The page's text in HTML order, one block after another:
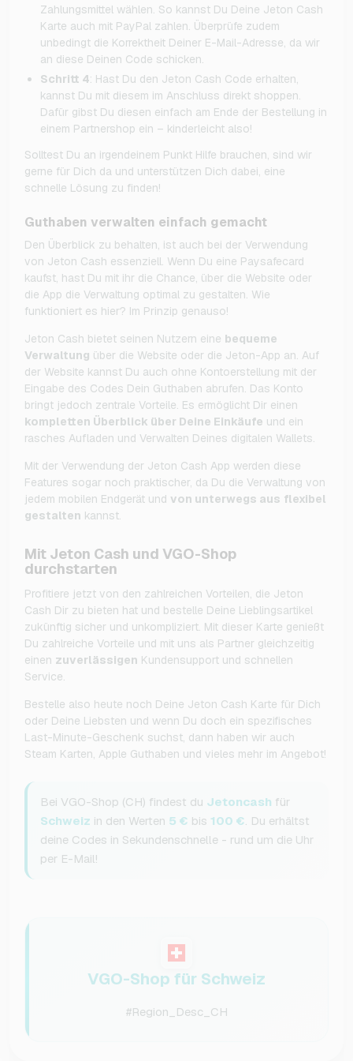
Zahlungsmittel wählen. So kannst Du Deine Jeton Cash
Karte auch mit PayPal zahlen. Überprüfe zudem
unbedingt die Korrektheit Deiner E-Mail-Adresse, da wir
an diese Deinen Code schicken.
Schritt 4: Hast Du den Jeton Cash Code erhalten,
kannst Du mit diesem im Anschluss direkt shoppen.
Dafür gibst Du diesen einfach am Ende der Bestellung in
einem Partnershop ein – kinderleicht also!
Solltest Du an irgendeinem Punkt Hilfe brauchen, sind wir
gerne für Dich da und unterstützen Dich dabei, eine
schnelle Lösung zu finden!
Guthaben verwalten einfach gemacht
Den Überblick zu behalten, ist auch bei der Verwendung
von Jeton Cash essenziell. Wenn Du eine Paysafecard
kaufst, hast Du mit ihr die Chance, über die Website oder
die App die Verwaltung optimal zu gestalten. Wie
funktioniert es hier? Im Prinzip genauso!
Jeton Cash bietet seinen Nutzern eine bequeme
Verwaltung über die Website oder die Jeton-App an. Auf
der Website kannst Du auch ohne Kontoerstellung mit der
Eingabe des Codes Dein Guthaben abrufen. Das Konto
bringt jedoch zentrale Vorteile. Es ermöglicht Dir einen
kompletten Überblick über Deine Einkäufe und ein
rasches Aufladen und Verwalten Deines digitalen Wallets.
Mit der Verwendung der Jeton Cash App werden diese
Features sogar noch praktischer, da Du die Verwaltung von
jedem mobilen Endgerät und von unterwegs aus flexibel
gestalten kannst.
Mit Jeton Cash und VGO-Shop
durchstarten
Profitiere jetzt von den zahlreichen Vorteilen, die Jeton
Cash Dir zu bieten hat und bestelle Deine Lieblingsartikel
zukünftig sicher und unkompliziert. Mit dieser Karte genießt
Du zahlreiche Vorteile und mit uns als Partner gleichzeitig
einen zuverlässigen Kundensupport und schnellen
Service.
Bestelle also heute noch Deine Jeton Cash Karte für Dich
oder Deine Liebsten und wenn Du doch ein spezifisches
Last-Minute-Geschenk suchst, dann haben wir auch
Steam Karten, Apple Guthaben und vieles mehr im Angebot!
Bei VGO-Shop (CH) findest du Jetoncash für
Schweiz in den Werten 5 € bis 100 € . Du erhältst
deine Codes in Sekundenschnelle - rund um die Uhr
per E-Mail!
VGO-Shop für Schweiz
#Region_Desc_CH